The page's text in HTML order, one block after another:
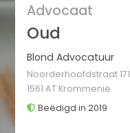
Advocaat
Oud
Blond Advocatuur
Noorderhoofdstraat 171
1561 AT Krommenie
Beëdigd in 2019